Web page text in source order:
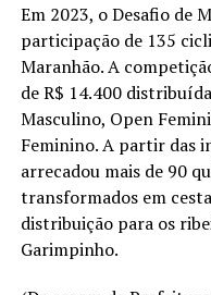
Em 2023, o Desafio de
participação de 135
Maranhão. A
de R$ 14.400
Masculino, Open
Feminino. A partir das
arrecadou mais de 90
transformados em
distribuição para os
Garimpinho.